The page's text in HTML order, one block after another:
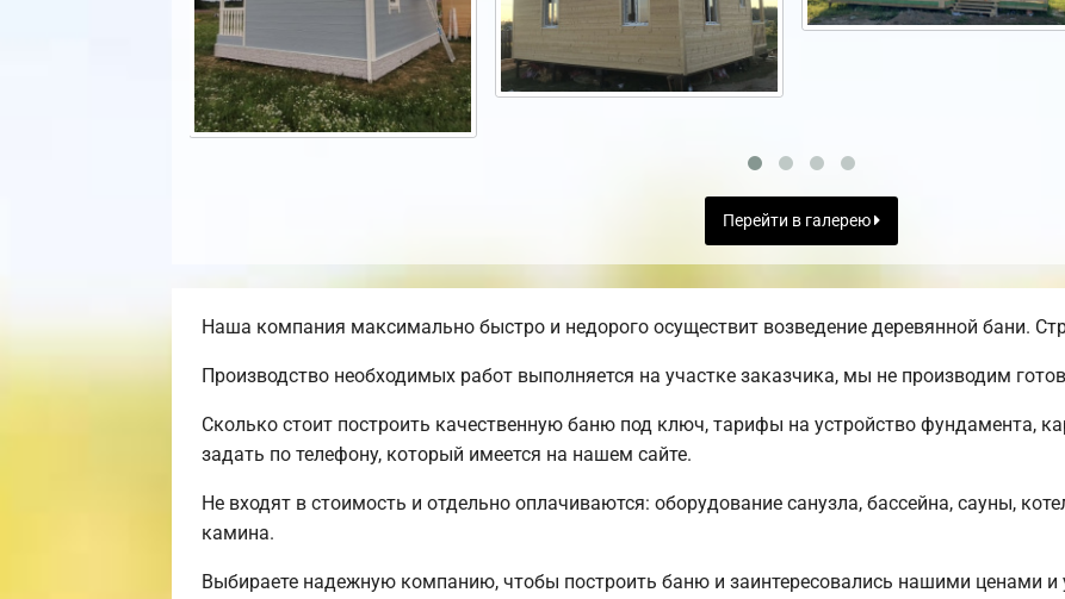
Перейти в галерею
Наша компания максимально быстро и недорого осуществит возведение деревянной бани.
Производство необходимых работ выполняется на участке заказчика, мы не производим
Сколько стоит построить качественную баню под ключ, тарифы на устройство фундамента,
задать по телефону, который имеется на нашем сайте.
Не входят в стоимость и отдельно оплачиваются: оборудование санузла, бассейна, сауны,
камина.
Выбираете надежную компанию, чтобы построить баню и заинтересовались нашими ценами